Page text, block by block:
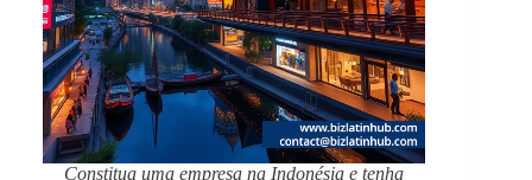
Constitua uma empresa na Indonésia e tenha